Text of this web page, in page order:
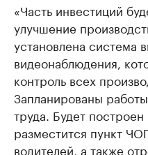
«Часть инвестиций
улучшение
установлена система
видеонаблюдения,
контроль всех
Запланированы
труда. Будет
разместится пункт
водителей, а также